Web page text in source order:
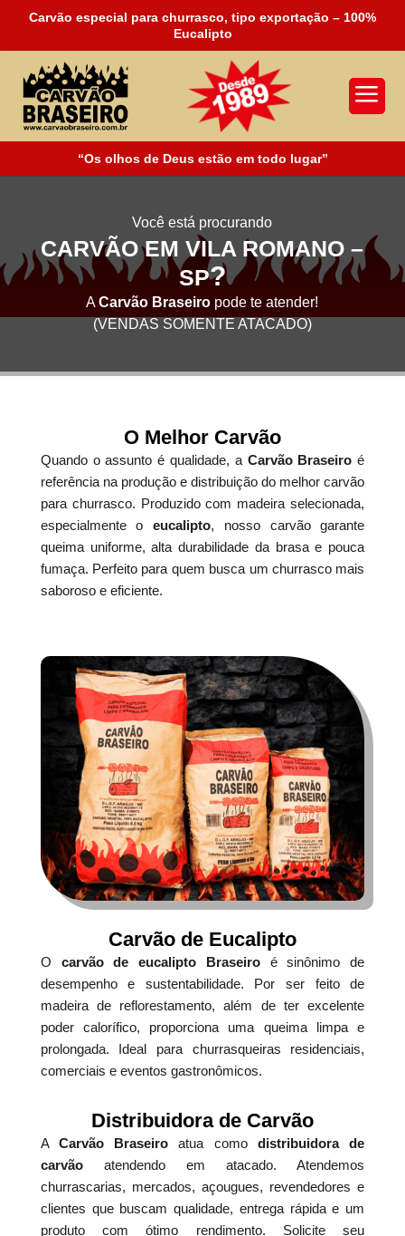
Carvão especial para churrasco, tipo exportação – 100%
Eucalipto
a
“Os olhos de Deus estão em todo lugar”
Você está procurando
CARVÃO EM VILA ROMANO –
SP?
ACarvão Braseiro pode te atender!
(VENDAS SOMENTE ATACADO)
O Melhor Carvão
Quando o assunto é qualidade, a Carvão Braseiro é
referência na produção e distribuição do melhor carvão
para churrasco. Produzido com madeira selecionada,
especialmente oeucalipto, nosso carvão garante
queima uniforme, alta durabilidade da brasa e pouca
fumaça. Perfeito para quem busca um churrasco mais
saboroso e eficiente.
Carvão de Eucalipto
O carvão de eucalipto Braseiroé sinônimo de
desempenho e sustentabilidade. Por ser feito de
madeira de reflorestamento, além de ter excelente
poder calorífico, proporciona uma queima limpa e
prolongada. Ideal para churrasqueiras residenciais,
comerciais e eventos gastronômicos.
Distribuidora de Carvão
ACarvão Braseiro atua como distribuidora de
carvãoatendendo em atacado. Atendemos
churrascarias, mercados, açougues, revendedores e
clientes que buscam qualidade, entrega rápida e um
produto com ótimo rendimento. Solicite seu